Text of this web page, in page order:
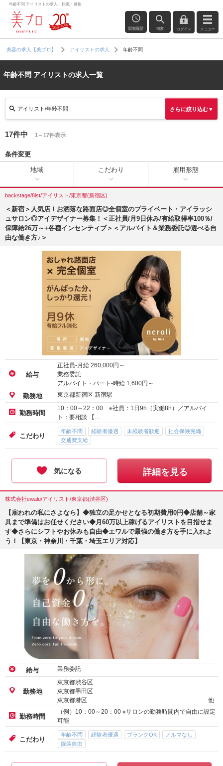
年齢不問 アイリストの求人・転職・募集
閲覧履歴 検索 ログイン メニュー
美容の求人【美プロ】 アイリストの求人 年齢不問
年齢不問 アイリストの求人一覧
アイリスト/年齢不問 さらに絞り込む▼
17件中 1～17件表示
条件変更
地域 こだわり 雇用形態
backstage/8ist/アイリスト/東京都(新宿区)
＜新宿＞人気店！お洒落な路面店◎全個室のプライベート・アイラッシ
ュサロン◎アイデザイナー募集！＜正社員/月9日休み/有給取得率100％/
保障給26万～+各種インセンティブ＞＜アルバイト＆業務委託◎選べる自
由な働き方♪＞
給与
正社員-月給 260,000円～
業務委託
アルバイト・パート-時給 1,600円～
勤務地 東京都新宿区 新宿駅
勤務時間
10：00～22：00 ※社員：1日9h（実働8h）／アルバイ
ト：要相談 【…
こだわり
年齢不問 経験者優遇 未経験者歓迎
社会保険完備
交通費支給
気になる 詳細を見る
株式会社ewalu/アイリスト/東京都(渋谷区)
【雇われの私にさよなら】◆独立の足かせとなる初期費用0円◆店舗～家
具まで準備はお任せください◆月60万以上稼げるアイリストを目指せま
す◆さらにシフトやお休みも自由◆エワルで最強の働き方を手に入れよ
う！【東京・神奈川・千葉・埼玉エリア対応】
給与 業務委託
勤務地
東京都渋谷区
東京都墨田区
東京都港区
他
勤務時間
（例）10：00～20：00 ※サロンの勤務時間内で自由に設定
可能
こだわり
年齢不問 経験者優遇 ブランクOK
ノルマなし
服装自由